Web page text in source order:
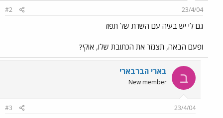
23/4/04
#2
גם לי יש בעיה עם השרת של תפוז
ופעם הבאה, תצנזר את הכתובת שלו, אוקי?
ב בארי הברבארי
New member
23/4/04
#3